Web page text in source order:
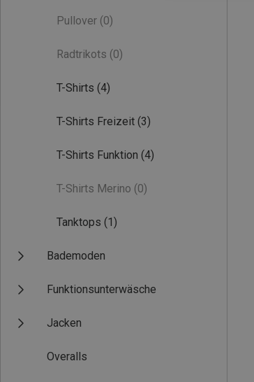
Pullover (0)
Radtrikots (0)
T-Shirts (4)
T-Shirts Freizeit (3)
T-Shirts Funktion (4)
T-Shirts Merino (0)
Tanktops (1)
Bademoden
Funktionsunterwäsche
Jacken
Overalls